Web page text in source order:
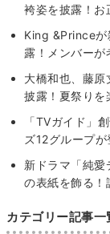
袴姿を披露！お
King &Princeが
露！メンバーが
大橋和也、藤原
披露！夏祭りを
「TVガイド」
ズ12グループ
新ドラマ「純愛
の表紙を飾る！
カテゴリー記事一